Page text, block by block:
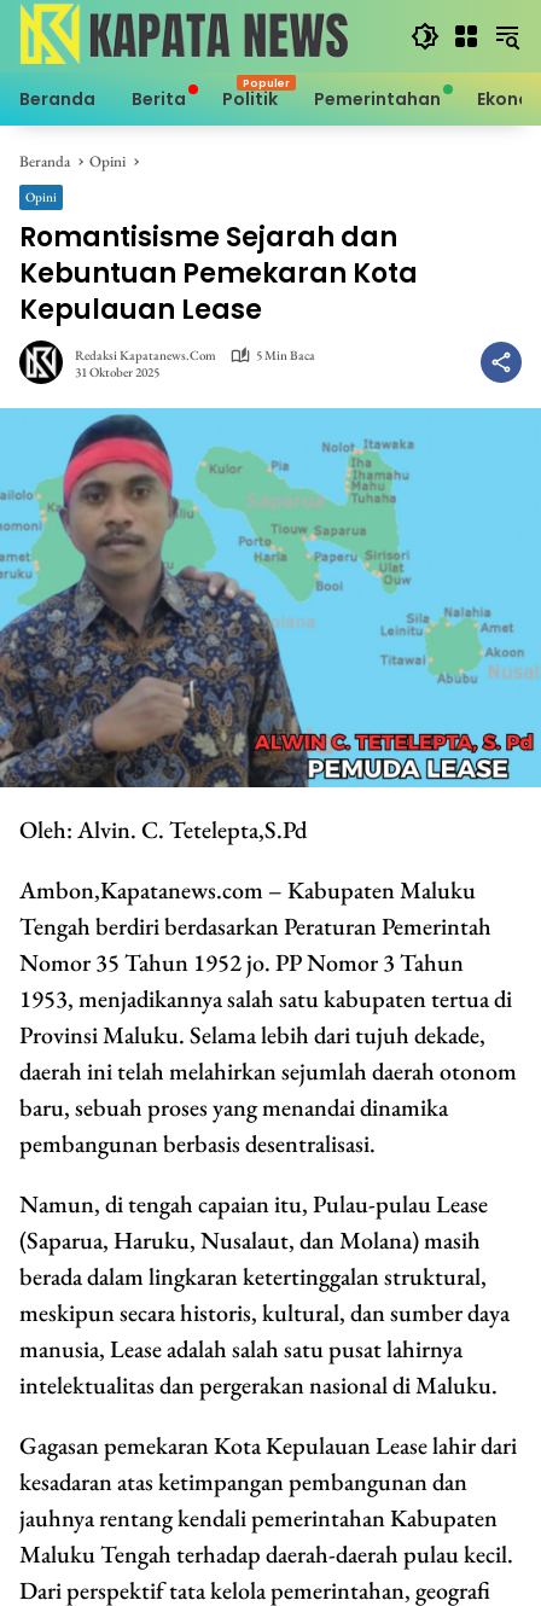
Langsung
konten
Beranda Berita Politik Pemerintahan
Beranda Opini
Opini
Romantisisme Sejarah dan
Kebuntuan Pemekaran Kota
Kepulauan Lease
Redaksi Kapatanews.com
5 Min Baca
31 Oktober 2025
Oleh: Alvin. C. Tetelepta,S.Pd
Ambon,Kapatanews.com – Kabupaten Maluku
Tengah berdiri berdasarkan Peraturan Pemerintah
Nomor 35 Tahun 1952 jo. PP Nomor 3 Tahun
1953, menjadikannya salah satu kabupaten tertua di
Provinsi Maluku. Selama lebih dari tujuh dekade,
daerah ini telah melahirkan sejumlah daerah otonom
baru, sebuah proses yang menandai dinamika
pembangunan berbasis desentralisasi.
Namun, di tengah capaian itu, Pulau-pulau Lease
(Saparua, Haruku, Nusalaut, dan Molana) masih
berada dalam lingkaran ketertinggalan struktural,
meskipun secara historis, kultural, dan sumber daya
manusia, Lease adalah salah satu pusat lahirnya
intelektualitas dan pergerakan nasional di Maluku.
Gagasan pemekaran Kota Kepulauan Lease lahir dari
kesadaran atas ketimpangan pembangunan dan
jauhnya rentang kendali pemerintahan Kabupaten
Maluku Tengah terhadap daerah-daerah pulau kecil.
Dari perspektif tata kelola pemerintahan, geografi